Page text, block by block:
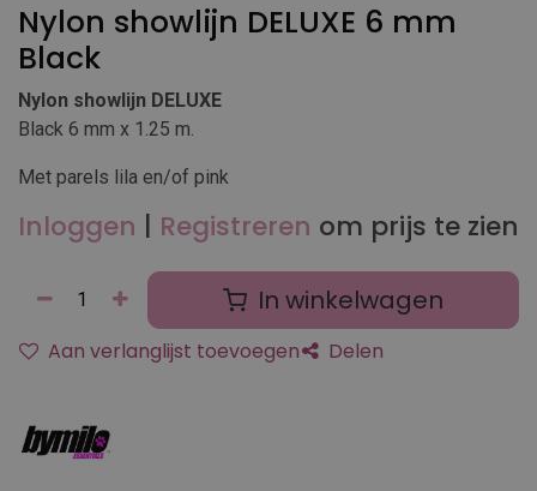
Nylon showlijn DELUXE 6 mm
Black
Nylon showlijn DELUXE
Black 6 mm x 1.25 m.
Met parels lila en/of pink
Inloggen | Registreren om prijs te zien
In winkelwagen
Aan verlanglijst toevoegen Delen